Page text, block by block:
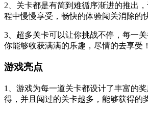
2、关卡都是有简到难循序渐进的推出
程中慢慢享受，畅快的体验闯关消除的
3、超多关卡可以让你挑战不停，每一
你能够收获满满的乐趣，尽情的去享受！
游戏亮点
1、游戏为每一道关卡都设计了丰富的
得，并且闯过的关卡越多，能够获得的